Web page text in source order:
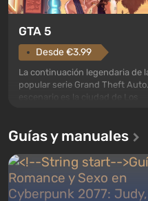
GTA 5
Desde €3.99
La continuación legendaria de
popular serie Grand Theft
escenario es la ciudad de Los
Andreas . Por primera vez, el
narra la historia de tres
Michael, Trevor y Franklin,
cuales podrás cambi...
Guías y manuales